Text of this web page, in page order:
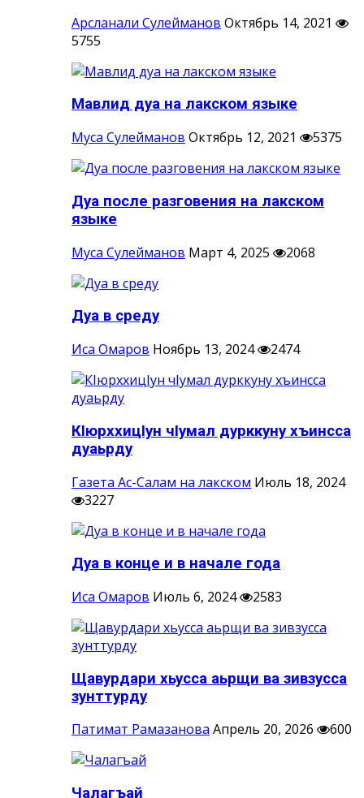
Арсланали Сулейманов Октябрь 14, 2021
5755
Мавлид дуа на лакском языке
Муса Сулейманов Октябрь 12, 2021 5375
Дуа после разговения на лакском
языке
Муса Сулейманов Март 4, 2025 2068
Дуа в среду
Иса Омаров Ноябрь 13, 2024 2474
КIюрххицIун чIумал дурккуну хъинсса
дуаьрду
Газета Ас-Салам на лакском Июль 18, 2024
3227
Дуа в конце и в начале года
Иса Омаров Июль 6, 2024 2583
Щавурдари хьусса аьрщи ва зивзусса
зунттурду
Патимат Рамазанова Апрель 20, 2026 600
Чалагъай